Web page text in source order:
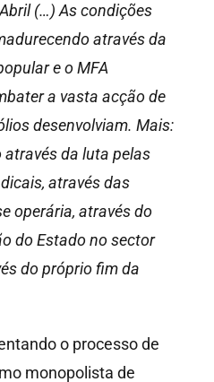
(…) As condições
através da
e o MFA
a vasta acção de
desenvolviam. Mais:
da luta pelas
através das
operária, através do
do Estado no sector
do próprio fim da
o processo de
monopolista de